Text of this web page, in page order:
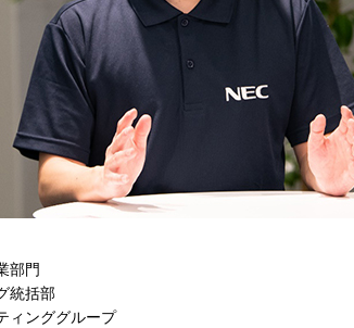
部門
統括部
ィンググループ